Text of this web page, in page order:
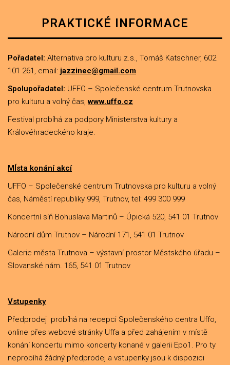
PRAKTICKÉ INFORMACE
Pořadatel: Alternativa pro kulturu z.s., Tomáš Katschner, 602
101 261, email: jazzinec@gmail.com
Spolupořadatel: UFFO – Společenské centrum Trutnovska
pro kulturu a volný čas,www.uffo.cz
Festival probíhá za podpory Ministerstva kultury a
Královéhradeckého kraje.
MÍsta konání akcí
UFFO – Společenské centrum Trutnovska pro kulturu a volný
čas, Náměstí republiky 999, Trutnov, tel: 499 300 999
Koncertní síň Bohuslava Martinů – Úpická 520, 541 01 Trutnov
Národní dům Trutnov – Národní 171, 541 01 Trutnov
Galerie města Trutnova – výstavní prostor Městského úřadu –
Slovanské nám. 165, 541 01 Trutnov
Vstupenky
Předprodej probíhá na recepci Společenského centra Uffo,
online přes webové stránky Uffa a před zahájením v místě
konání koncertu mimo koncerty konané v galerii Epo1. Pro ty
neprobíhá žádný předprodej a vstupenky jsou k dispozici